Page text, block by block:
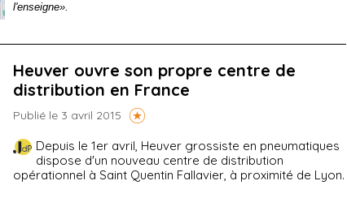
l'enseigne».
Heuver ouvre son propre centre de
distribution en France
Publié le 3 avril 2015
Depuis le 1er avril, Heuver grossiste en pneumatiques
dispose d'un nouveau centre de distribution
opérationnel à Saint Quentin Fallavier, à proximité de Lyon.